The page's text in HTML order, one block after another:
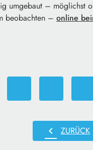
umgebaut – möglichst
beobachten – online
chevron_left ZURÜCK